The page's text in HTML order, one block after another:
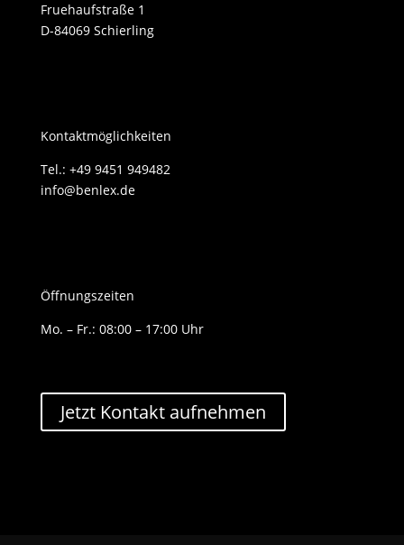
Fruehaufstraße 1
D-84069 Schierling
Kontaktmöglichkeiten
Tel.: +49 9451 949482
info@benlex.de
Öffnungszeiten
Mo. – Fr.: 08:00 – 17:00 Uhr
Jetzt Kontakt aufnehmen